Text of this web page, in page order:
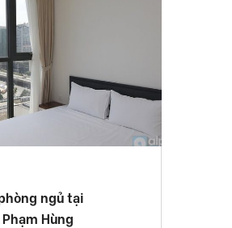
ngủ tại
Hùng